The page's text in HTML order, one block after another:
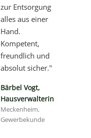
zur Entsorgung
alles aus einer
Hand.
Kompetent,
freundlich und
absolut sicher."
Bärbel Vogt,
Hausverwalterin
Meckenheim,
Gewerbekunde